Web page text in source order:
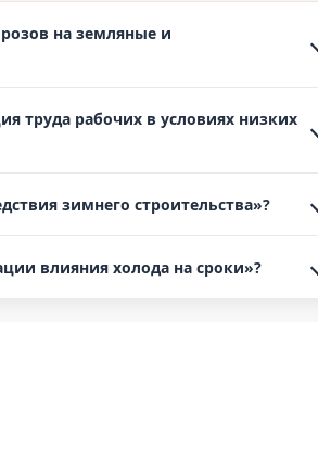
на земляные и
труда рабочих в условиях низких
зимнего строительства»?
влияния холода на сроки»?